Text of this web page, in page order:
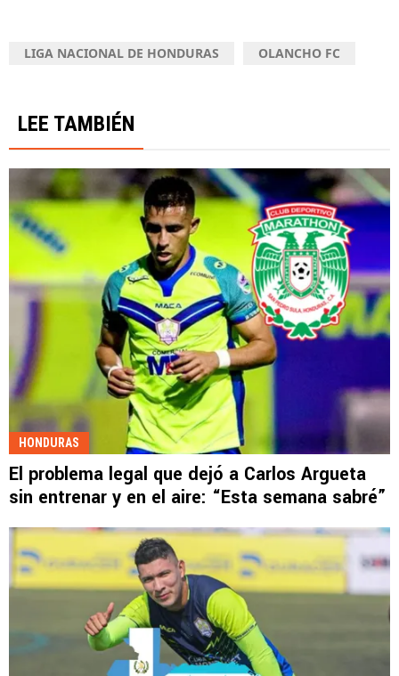
LIGA NACIONAL DE HONDURAS OLANCHO FC
LEE TAMBIÉN
HONDURAS
El problema legal que dejó a Carlos Argueta
sin entrenar y en el aire: “Esta semana sabré”